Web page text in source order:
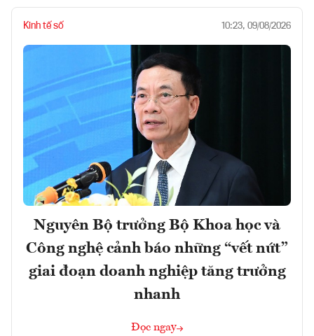
Kinh tế số 10:23, 09/08/2026
Nguyên Bộ trưởng Bộ Khoa học và
Công nghệ cảnh báo những “vết nứt”
giai đoạn doanh nghiệp tăng trưởng
nhanh
Đọc ngay